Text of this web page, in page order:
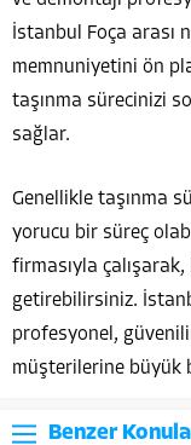
İstanbul Foça arası
memnuniyetini ön
taşınma sürecinizi
sağlar.
Genellikle taşınma
yorucu bir süreç
firmasıyla
getirebilirsiniz.
profesyonel,
müşterilerine büyük
Benzer